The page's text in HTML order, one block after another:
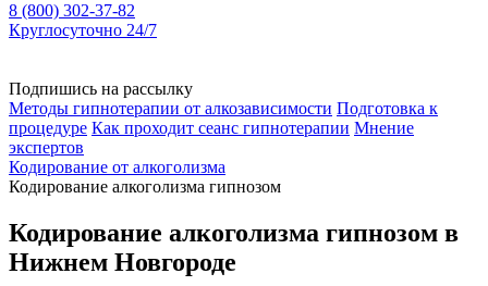
8 (800) 302-37-82
Круглосуточно 24/7
Подпишись на рассылку
Методы гипнотерапии от алкозависимости Подготовка к
процедуре Как проходит сеанс гипнотерапии Мнение
экспертов
Кодирование от алкоголизма
Кодирование алкоголизма гипнозом
Кодирование алкоголизма гипнозом в
Нижнем Новгороде